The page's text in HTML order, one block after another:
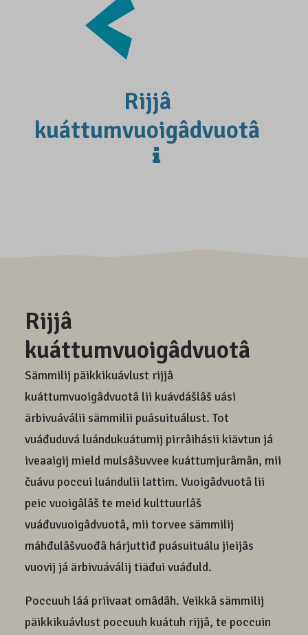
Rijjâ
kuáttumvuoigâdvuotâ
Rijjâ
kuáttumvuoigâdvuotâ
Sämmilij päikkikuávlust rijjâ
kuáttumvuoigâdvuotâ lii kuávdášlâš uási
ärbivuáválii sämmilii puásuituálust. Tot
vuáđuduvá luándukuátumij pirrâihásii kiävtun já
iveaaigij mield mulsâšuvvee kuáttumjurâmân, mii
čuávu poccui luándulii lattim. Vuoigâdvuotâ lii
peic vuoigâlâš te meid kulttuurlâš
vuáđuvuoigâdvuotâ, mii torvee sämmilij
máhđulâšvuođâ hárjuttiđ puásuituálu jieijâs
vuovij já ärbivuáválij tiäđui vuáđuld.
Poccuuh láá priivaat omâdâh. Veikkâ sämmilij
päikkikuávlust poccuuh kuátuh rijjâ, te poccuin